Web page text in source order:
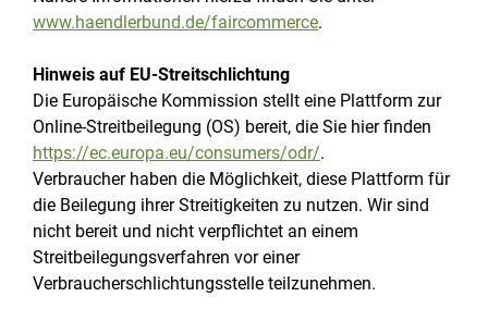
www.haendlerbund.de/faircommerce.
Hinweis auf EU-Streitschlichtung
Die Europäische Kommission stellt eine Plattform zur
Online-Streitbeilegung (OS) bereit, die Sie hier finden
https://ec.europa.eu/consumers/odr/.
Verbraucher haben die Möglichkeit, diese Plattform für
die Beilegung ihrer Streitigkeiten zu nutzen. Wir sind
nicht bereit und nicht verpflichtet an einem
Streitbeilegungsverfahren vor einer
Verbraucherschlichtungsstelle teilzunehmen.